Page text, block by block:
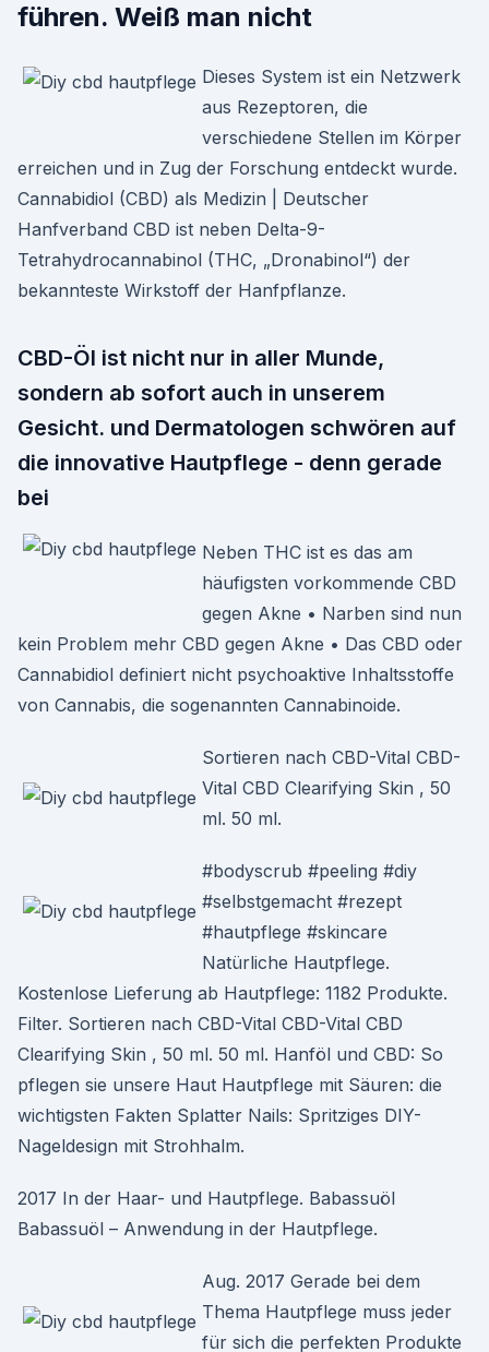
führen. Weiß man nicht
Dieses System ist ein Netzwerk
aus Rezeptoren, die
verschiedene Stellen im Körper
erreichen und in Zug der Forschung entdeckt wurde.
Cannabidiol (CBD) als Medizin | Deutscher
Hanfverband CBD ist neben Delta-9-
Tetrahydrocannabinol (THC, „Dronabinol“) der
bekannteste Wirkstoff der Hanfpflanze.
CBD-Öl ist nicht nur in aller Munde,
sondern ab sofort auch in unserem
Gesicht. und Dermatologen schwören auf
die innovative Hautpflege - denn gerade
bei
Neben THC ist es das am
häufigsten vorkommende CBD
gegen Akne • Narben sind nun
kein Problem mehr CBD gegen Akne • Das CBD oder
Cannabidiol definiert nicht psychoaktive Inhaltsstoffe
von Cannabis, die sogenannten Cannabinoide.
Sortieren nach CBD-Vital CBD-​
Vital CBD Clearifying Skin , 50
ml. 50 ml.
#bodyscrub #peeling #diy
#selbstgemacht #rezept
#hautpflege #skincare
Natürliche Hautpflege.
Kostenlose Lieferung ab Hautpflege: 1182 Produkte.
Filter. Sortieren nach CBD-Vital CBD-​Vital CBD
Clearifying Skin , 50 ml. 50 ml. Hanföl und CBD: So
pflegen sie unsere Haut Hautpflege mit Säuren: die
wichtigsten Fakten Splatter Nails: Spritziges DIY-
Nageldesign mit Strohhalm.
2017 In der Haar- und Hautpflege. Babassuöl
Babassuöl – Anwendung in der Hautpflege.
Aug. 2017 Gerade bei dem
Thema Hautpflege muss jeder
für sich die perfekten Produkte